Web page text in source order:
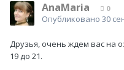
AnaMaria 0
Опубликовано 30
Друзья, очень ждем вас на
19 до 21.